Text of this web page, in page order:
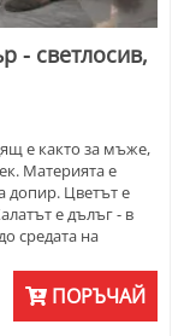
- светлосив,
е както за мъже,
Материята е
допир. Цветът е
е дълъг - в
средата на
ПОРЪЧАЙ